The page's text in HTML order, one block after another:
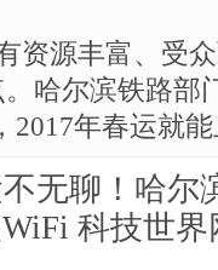
资源丰富、受
哈尔滨铁路部
2017年春运就